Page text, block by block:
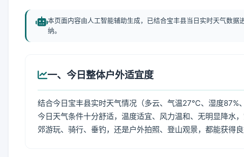
本页面内容由人工智能辅助生成，已结合宝丰县当日实时天气数
纳。
一、今日整体户外适宜度
结合今日宝丰县实时天气情况（多云、气温27℃、湿度87%
今日天气条件十分舒适，温度适宜、风力温和、无明显降水
郊游玩、骑行、垂钓，还是户外拍照、登山观景，都能获得良